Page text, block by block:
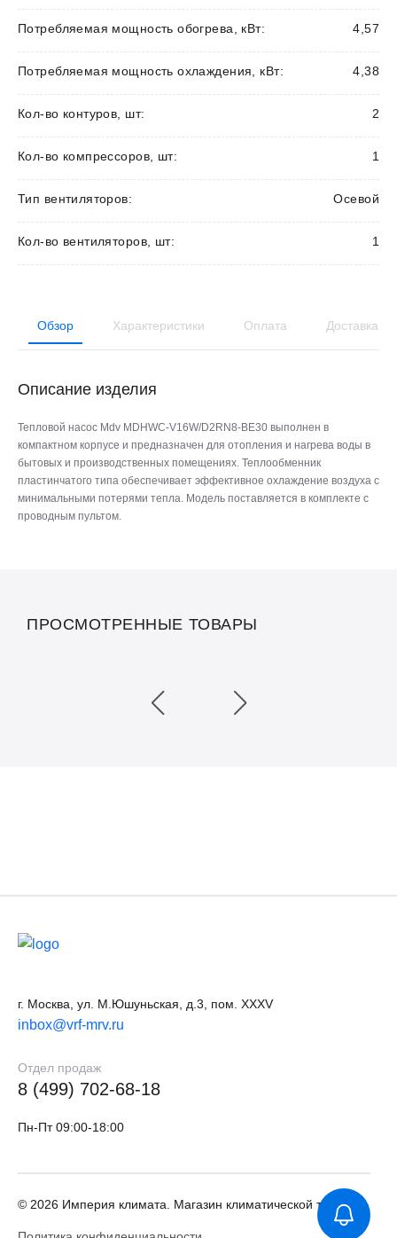
Потребляемая мощность обогрева, кВт: 4,57
Потребляемая мощность охлаждения, кВт: 4,38
Кол-во контуров, шт: 2
Кол-во компрессоров, шт: 1
Тип вентиляторов: Осевой
Кол-во вентиляторов, шт: 1
Обзор Характеристики Оплата Доставка
Описание изделия
Тепловой насос Mdv MDHWC-V16W/D2RN8-BE30 выполнен в
компактном корпусе и предназначен для отопления и нагрева воды в
бытовых и производственных помещениях. Теплообменник
пластинчатого типа обеспечивает эффективное охлаждение воздуха с
минимальными потерями тепла. Модель поставляется в комплекте с
проводным пультом.
ПРОСМОТРЕННЫЕ ТОВАРЫ
г. Москва, ул. М.Юшуньская, д.3, пом. XXXV
inbox@vrf-mrv.ru
Отдел продаж
8 (499) 702-68-18
Пн-Пт 09:00-18:00
© 2026 Империя климата. Магазин климатической техники